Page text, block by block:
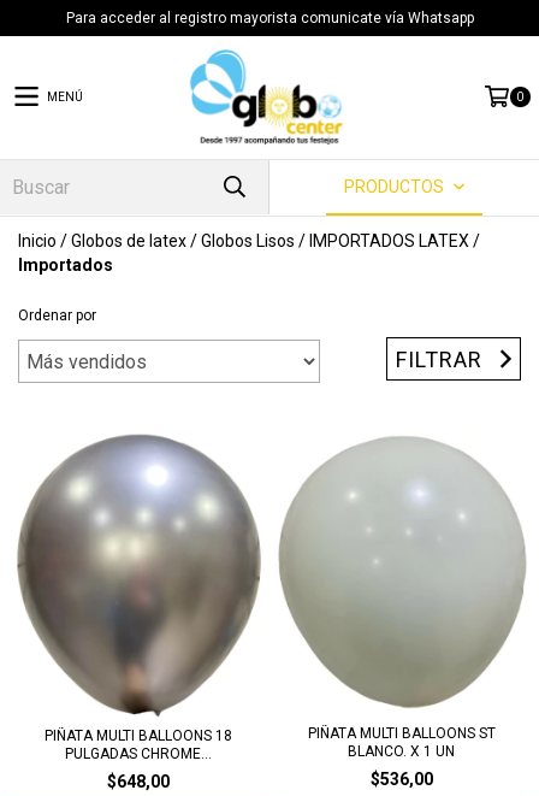
Para acceder al registro mayorista comunicate vía Whatsapp
MENÚ 0
PRODUCTOS
Inicio /Globos de latex/Globos Lisos / IMPORTADOS LATEX /
Importados
Ordenar por
FILTRAR
PIÑATA MULTI BALLOONS 18
PULGADAS CHROME...
$648,00
PIÑATA MULTI BALLOONS ST
BLANCO. X 1 UN
$536,00